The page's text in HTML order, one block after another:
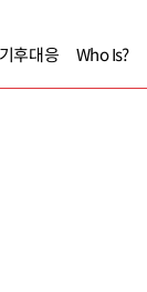
기후대응 Who Is?